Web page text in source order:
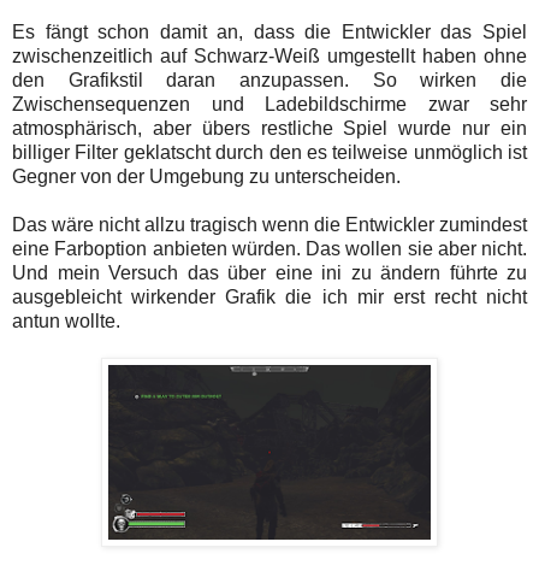
Es fängt schon damit an, dass die Entwickler das Spiel
zwischenzeitlich auf Schwarz-Weiß umgestellt haben ohne
den Grafikstil daran anzupassen. So wirken die
Zwischensequenzen und Ladebildschirme zwar sehr
atmosphärisch, aber übers restliche Spiel wurde nur ein
billiger Filter geklatscht durch den es teilweise unmöglich ist
Gegner von der Umgebung zu unterscheiden.
Das wäre nicht allzu tragisch wenn die Entwickler zumindest
eine Farboption anbieten würden. Das wollen sie aber nicht.
Und mein Versuch das über eine ini zu ändern führte zu
ausgebleicht wirkender Grafik die ich mir erst recht nicht
antun wollte.